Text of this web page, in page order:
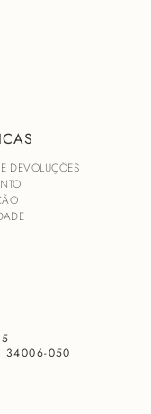
DEVOLUÇÕES
34006-050